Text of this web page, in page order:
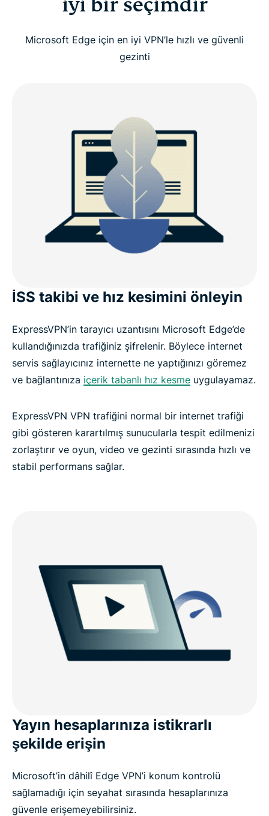
iyi bir seçimdir
Microsoft Edge için en iyi VPN’le hızlı ve güvenli
gezinti
İSS takibi ve hız kesimini önleyin
ExpressVPN’in tarayıcı uzantısını Microsoft Edge’de
kullandığınızda trafiğiniz şifrelenir. Böylece internet
servis sağlayıcınız internette ne yaptığınızı göremez
ve bağlantınıza içerik tabanlı hız kesme uygulayamaz.
ExpressVPN VPN trafiğini normal bir internet trafiği
gibi gösteren karartılmış sunucularla tespit edilmenizi
zorlaştırır ve oyun, video ve gezinti sırasında hızlı ve
stabil performans sağlar.
Yayın hesaplarınıza istikrarlı
şekilde erişin
Microsoft’in dâhilî Edge VPN’i konum kontrolü
sağlamadığı için seyahat sırasında hesaplarınıza
güvenle erişemeyebilirsiniz.